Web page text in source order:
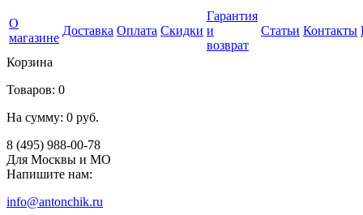
О
магазине
Доставка Оплата Скидки
Гарантия
и
возврат
Статьи Контакты
Корзина
Товаров: 0
На сумму: 0 руб.
8 (495) 988-00-78
Для Москвы и МО
Напишите нам:
info@antonchik.ru